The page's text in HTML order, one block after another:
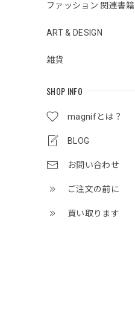
ファッション 関連書籍
ART & DESIGN
雑貨
SHOP INFO
magnifとは？
BLOG
お問い合わせ
ご注文の前に
買い取ります